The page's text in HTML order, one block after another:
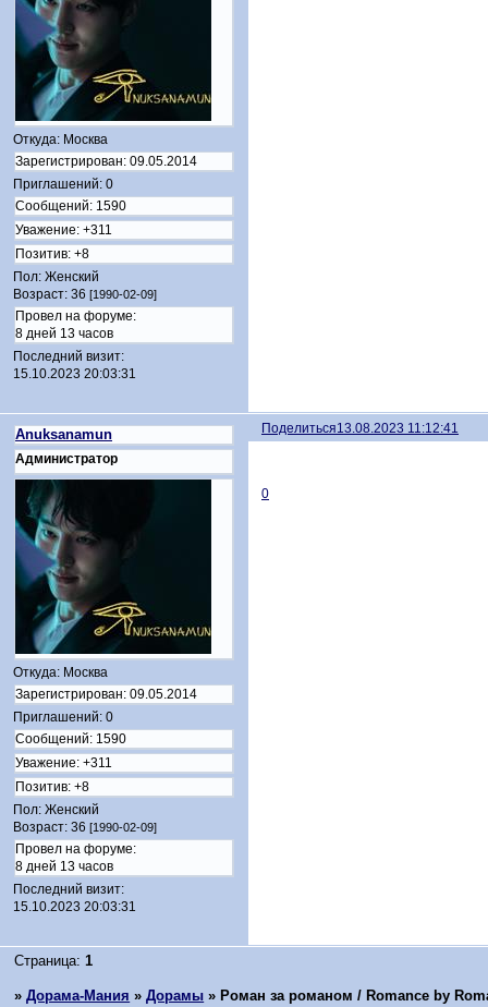
Откуда: Москва
Зарегистрирован: 09.05.2014
Приглашений: 0
Сообщений: 1590
Уважение: +311
Позитив: +8
Пол: Женский
Возраст: 36 [1990-02-09]
Провел на форуме:
8 дней 13 часов
Последний визит:
15.10.2023 20:03:31
Поделиться13.08.2023 11:12:41
Anuksanamun
Администратор
Откуда: Москва
Зарегистрирован: 09.05.2014
Приглашений: 0
Сообщений: 1590
Уважение: +311
Позитив: +8
Пол: Женский
Возраст: 36 [1990-02-09]
Провел на форуме:
8 дней 13 часов
Последний визит:
15.10.2023 20:03:31
0
Страница:1
»Дорама-Мания »Дорамы » Роман за романом / Romance by